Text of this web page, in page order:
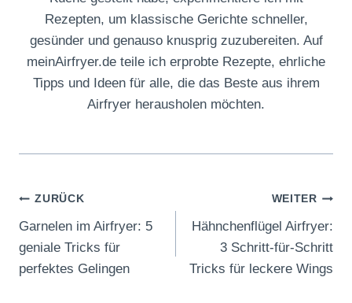
Rezepten, um klassische Gerichte schneller,
gesünder und genauso knusprig zuzubereiten. Auf
meinAirfryer.de teile ich erprobte Rezepte, ehrliche
Tipps und Ideen für alle, die das Beste aus ihrem
Airfryer herausholen möchten.
Beitragsnavigation
ZURÜCK
Garnelen im Airfryer: 5
geniale Tricks für
perfektes Gelingen
WEITER
Hähnchenflügel Airfryer:
3 Schritt-für-Schritt
Tricks für leckere Wings